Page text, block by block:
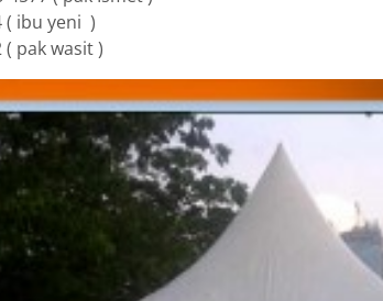
( ibu yeni )
( pak wasit )